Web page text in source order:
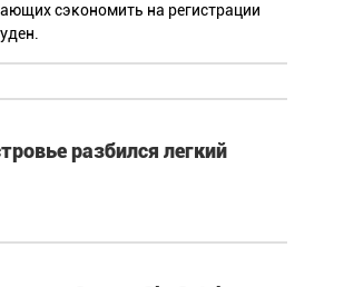
сэкономить на регистрации
разбился легкий